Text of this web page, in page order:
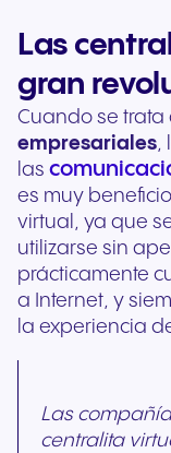
Las
gran
Cuando se trata
empresariales,
las
es muy
virtual, ya que
utilizarse sin
prácticamente
a Internet, y
la experiencia
Las
centralita